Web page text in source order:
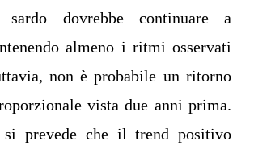
sardo dovrebbe continuare a
almeno i ritmi osservati
non è probabile un ritorno
vista due anni prima.
si prevede che il trend positivo